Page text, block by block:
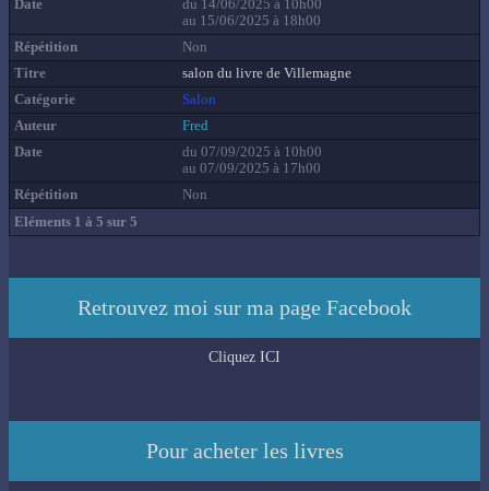
Eléments 1 à 5 sur 5
du 14/06/2025 à 10h00
au 15/06/2025 à 18h00
Non
salon du livre de Villemagne
Salon
Fred
du 07/09/2025 à 10h00
au 07/09/2025 à 17h00
Non
Retrouvez moi sur ma page Facebook
Cliquez ICI
Pour acheter les livres